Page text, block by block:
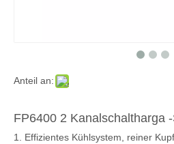
Anteil an:
FP6400 2 Kanalschaltharga
1. Effizientes Kühlsystem, reiner